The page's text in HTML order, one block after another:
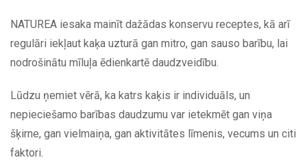
NATUREA iesaka mainīt dažādas konservu receptes, kā arī
regulāri iekļaut kaķa uzturā gan mitro, gan sauso barību, lai
nodrošinātu mīluļa ēdienkartē daudzveidību.
Lūdzu ņemiet vērā, ka katrs kaķis ir individuāls, un
nepieciešamo barības daudzumu var ietekmēt gan viņa
šķirne, gan vielmaiņa, gan aktivitātes līmenis, vecums un citi
faktori.